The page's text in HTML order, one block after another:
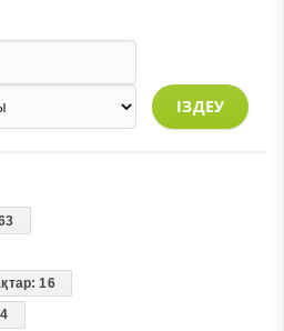
ІЗДЕУ
16